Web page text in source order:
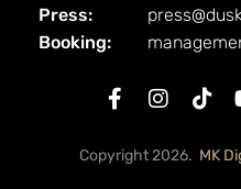
Press:
Booking:
Copyright 2026. MK